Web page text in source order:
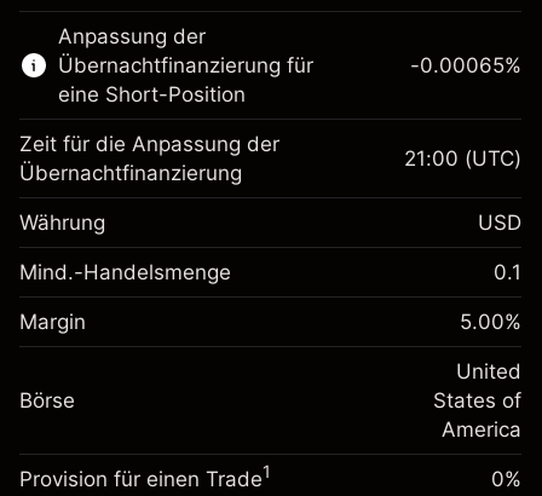
CFDs
Margin. Ihre Investition
$1,000.00
Anpassung der
Übernachtfinanzierung
fremdfinanzierten
(-$4.31)
~$20,000.00
Anpassung der
Übernachtfinanzierung für
eine Short-Position
Margin. Ihre Investition
$1,000.00
Anpassung der
-0.000654
%
(-$0.13)
Positionsgröße mit Hebelwirkung
-0.00065%
Zeit für die Anpassung der
Übernachtfinanzierung
21:00 (UTC)
Währung USD
Mind.-Handelsmenge 0.1
Margin 5.00%
Börse
United
States of
America
Provision für einen Trade1 0%